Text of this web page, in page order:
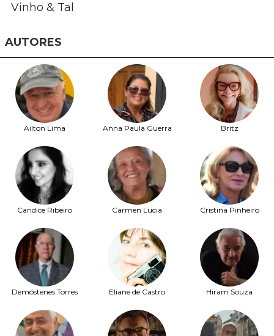
Vinho & Tal
AUTORES
Ailton Lima Anna Paula Guerra Britz
Candice Ribeiro Carmen Lucia Cristina Pinheiro
Demóstenes Torres Eliane de Castro Hiram Souza